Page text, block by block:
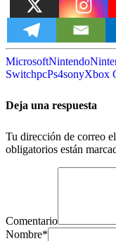
MicrosoftNintendo
SwitchpcPs4sonyXbox
Deja una respuesta
Tu dirección de correo
obligatorios están
Comentario
Nombre*